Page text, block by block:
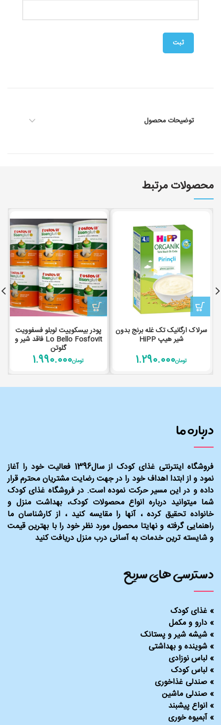
توضیحات محصول
محصولات مرتبط
سرلاک ارگانیک تک غله برنج بدون
شیر هیپ HiPP
تومان1.290.000
پودر بیسکوییت لوبلو فسفوویت
Lo Bello Fosfovit فاقد شیر و
گلوتن
تومان1.990.000
دسترسی های سریع
» غذای کودک
» دارو و مکمل
» شیشه شیر و پستانک
» شوینده و بهداشتی
» لباس نوزادی
» لباس کودک
» صندلی غذاخوری
» صندلی ماشین
» انواع پیشبند
»آبمیوه خوری
درباره ما
فروشگاه اینترنتی غذای کودک از سال1396 فعالیت خود را آغاز
نمود و از ابتدا اهداف خود را در جهت رضایت مشتریان محترم قرار
داده و در این مسیر حرکت نموده است. در فروشگاه غذای کودک
شما میتوانید درباره انواع محصولات کودک، بهداشت منزل و
خانواده تحقیق کرده ، آنها را مقایسه کنید ، از کارشناسان ما
راهنمایی گرفته و نهایتا محصول مورد نظر خود را با بهترین قیمت
و شایسته ترین خدمات به آسانی درب منزل دریافت کنید